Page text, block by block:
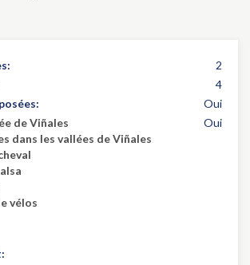
2
4
Oui
de Viñales
dans les vallées de Viñales
vélos
Oui